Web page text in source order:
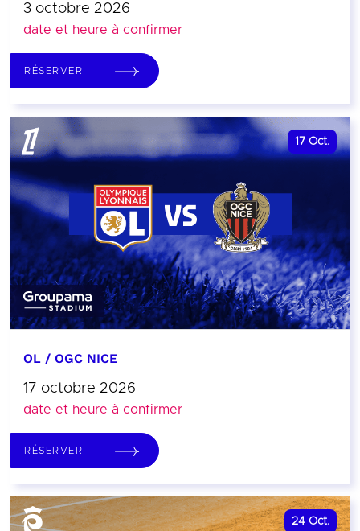
3 octobre 2026
date et heure à confirmer
RÉSERVER
17 Oct.
OL / OGC NICE
17 octobre 2026
date et heure à confirmer
RÉSERVER
24 Oct.